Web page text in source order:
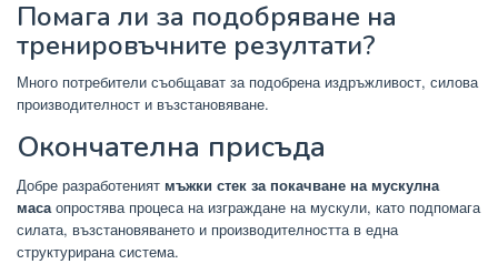
Помага ли за подобряване на
тренировъчните резултати?
Много потребители съобщават за подобрена издръжливост, силова
производителност и възстановяване.
Окончателна присъда
Добре разработеният мъжки стек за покачване на мускулна
масаопростява процеса на изграждане на мускули, като подпомага
силата, възстановяването и производителността в една
структурирана система.